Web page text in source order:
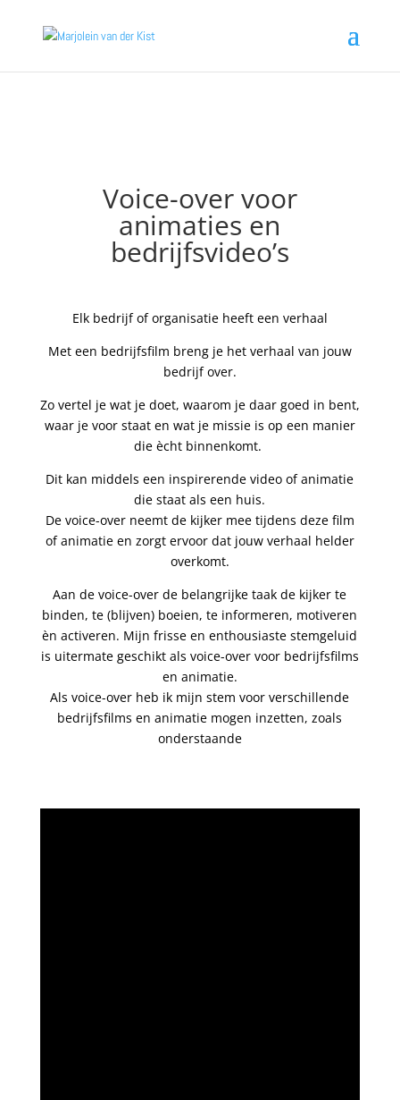
Voice-over voor
animaties en
bedrijfsvideo’s
Elk bedrijf of organisatie heeft een verhaal
Met een bedrijfsfilm breng je het verhaal van jouw
bedrijf over.
Zo vertel je wat je doet, waarom je daar goed in bent,
waar je voor staat en wat je missie is op een manier
die ècht binnenkomt.
Dit kan middels een inspirerende video of animatie
die staat als een huis.
De voice-over neemt de kijker mee tijdens deze film
of animatie en zorgt ervoor dat jouw verhaal helder
overkomt.
Aan de voice-over de belangrijke taak de kijker te
binden, te (blijven) boeien, te informeren, motiveren
èn activeren. Mijn frisse en enthousiaste stemgeluid
is uitermate geschikt als voice-over voor bedrijfsfilms
en animatie.
Als voice-over heb ik mijn stem voor verschillende
bedrijfsfilms en animatie mogen inzetten, zoals
onderstaande